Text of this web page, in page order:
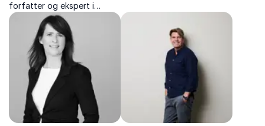
forfatter og ekspert i
trivsel, stress, ledelse og
arbejdsmiljø.
psykologisk tryghed og